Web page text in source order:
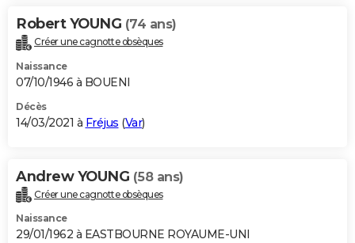
Robert YOUNG (74 ans)
Créer une cagnotte obsèques
Naissance
07/10/1946 à BOUENI
Décès
14/03/2021 à Fréjus (Var)
Andrew YOUNG (58 ans)
Créer une cagnotte obsèques
Naissance
29/01/1962 à EASTBOURNE ROYAUME-UNI